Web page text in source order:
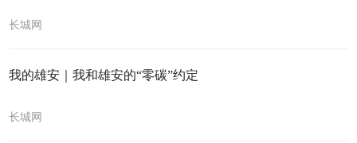
长城网
我的雄安｜我和雄安的“零碳”约定
长城网